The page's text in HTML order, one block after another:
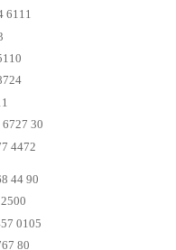
6111
30
4472
44 90
0105
80